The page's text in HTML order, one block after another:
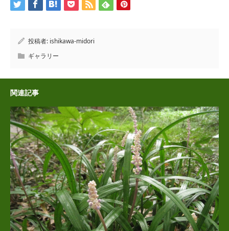
投稿者: ishikawa-midori
ギャラリー
関連記事